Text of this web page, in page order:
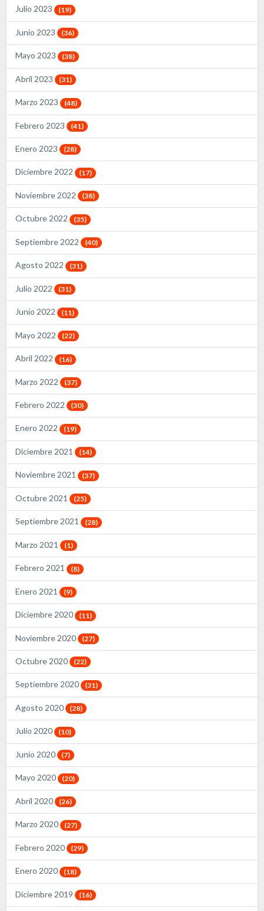
Julio 2023 (19)
Junio 2023 (36)
Mayo 2023 (38)
Abril 2023 (31)
Marzo 2023 (48)
Febrero 2023 (41)
Enero 2023 (28)
Diciembre 2022 (17)
Noviembre 2022 (38)
Octubre 2022 (35)
Septiembre 2022 (40)
Agosto 2022 (31)
Julio 2022 (31)
Junio 2022 (11)
Mayo 2022 (22)
Abril 2022 (16)
Marzo 2022 (37)
Febrero 2022 (30)
Enero 2022 (19)
Diciembre 2021 (14)
Noviembre 2021 (37)
Octubre 2021 (25)
Septiembre 2021 (28)
Marzo 2021 (1)
Febrero 2021 (8)
Enero 2021 (9)
Diciembre 2020 (11)
Noviembre 2020 (27)
Octubre 2020 (22)
Septiembre 2020 (31)
Agosto 2020 (28)
Julio 2020 (10)
Junio 2020 (7)
Mayo 2020 (20)
Abril 2020 (26)
Marzo 2020 (27)
Febrero 2020 (29)
Enero 2020 (18)
Diciembre 2019 (16)